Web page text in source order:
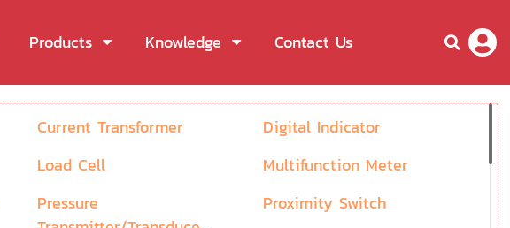
Products Knowledge Contact Us
Current Transformer
Digital Indicator
Load Cell
Multifunction Meter
Pressure
Proximity Switch